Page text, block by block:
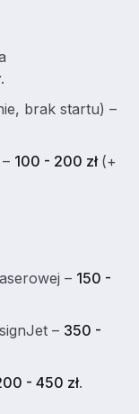
.
brak startu) –
100 - 200 zł (+
– 150 -
– 350 -
- 450 zł.